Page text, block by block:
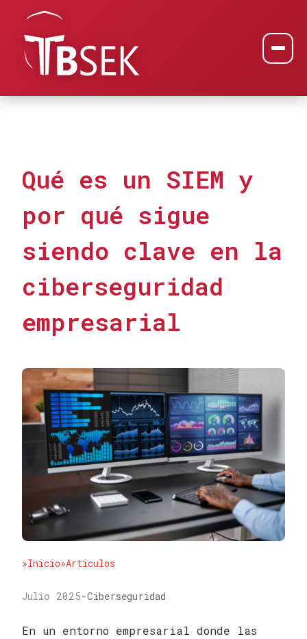
Qué es un SIEM y
por qué sigue
siendo clave en la
ciberseguridad
empresarial
»Inicio»Articulos
Julio 2025-Ciberseguridad
En un entorno empresarial donde las